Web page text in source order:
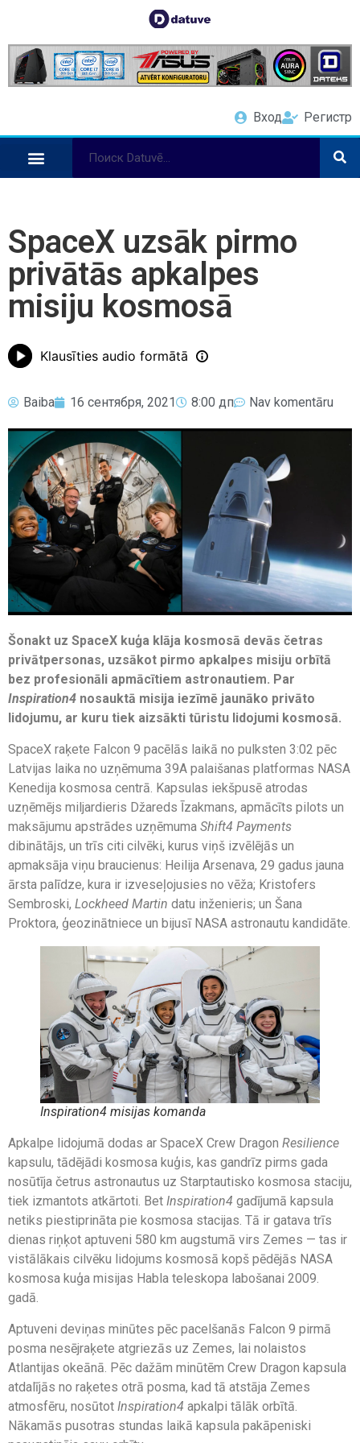
Вход Регистр
SpaceX uzsāk pirmo
privātās apkalpes
misiju kosmosā
Klausīties audio formātā
Baiba 16 сентября, 2021 8:00 дп Nav komentāru
Šonakt uz SpaceX kuģa klāja kosmosā devās četras
privātpersonas, uzsākot pirmo apkalpes misiju orbītā
bez profesionāli apmācītiem astronautiem. Par
Inspiration4 nosauktā misija iezīmē jaunāko privāto
lidojumu, ar kuru tiek aizsākti tūristu lidojumi kosmosā.
SpaceX raķete Falcon 9 pacēlās laikā no pulksten 3:02 pēc
Latvijas laika no uzņēmuma 39A palaišanas platformas NASA
Kenedija kosmosa centrā. Kapsulas iekšpusē atrodas
uzņēmējs miljardieris Džareds Īzakmans, apmācīts pilots un
maksājumu apstrādes uzņēmuma Shift4 Payments
dibinātājs, un trīs citi cilvēki, kurus viņš izvēlējās un
apmaksāja viņu braucienus: Heilija Arsenava, 29 gadus jauna
ārsta palīdze, kura ir izveseļojusies no vēža; Kristofers
Sembroski, Lockheed Martin datu inženieris; un Šana
Proktora, ģeozinātniece un bijusī NASA astronautu kandidāte.
Inspiration4 misijas komanda
Apkalpe lidojumā dodas ar SpaceX Crew Dragon Resilience
kapsulu, tādējādi kosmosa kuģis, kas gandrīz pirms gada
nosūtīja četrus astronautus uz Starptautisko kosmosa staciju,
tiek izmantots atkārtoti. Bet Inspiration4 gadījumā kapsula
netiks piestiprināta pie kosmosa stacijas. Tā ir gatava trīs
dienas riņķot aptuveni 580 km augstumā virs Zemes — tas ir
vistālākais cilvēku lidojums kosmosā kopš pēdējās NASA
kosmosa kuģa misijas Habla teleskopa labošanai 2009.
gadā.
Aptuveni deviņas minūtes pēc pacelšanās Falcon 9 pirmā
posma nesējraķete atgriezās uz Zemes, lai nolaistos
Atlantijas okeānā. Pēc dažām minūtēm Crew Dragon kapsula
atdalījās no raķetes otrā posma, kad tā atstāja Zemes
atmosfēru, nosūtot Inspiration4 apkalpi tālāk orbītā.
Nākamās pusotras stundas laikā kapsula pakāpeniski